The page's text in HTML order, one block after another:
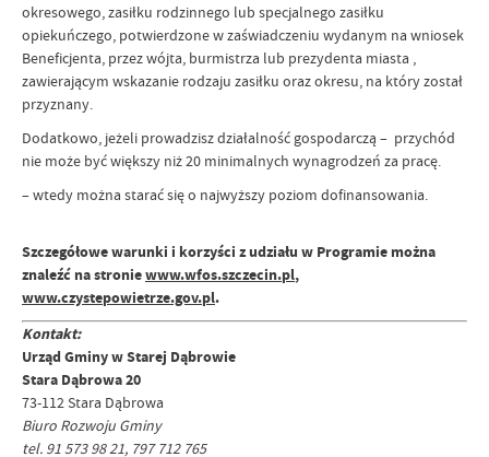
okresowego, zasiłku rodzinnego lub specjalnego zasiłku
opiekuńczego, potwierdzone w zaświadczeniu wydanym na wniosek
Beneficjenta, przez wójta, burmistrza lub prezydenta miasta ,
zawierającym wskazanie rodzaju zasiłku oraz okresu, na który został
przyznany.
Dodatkowo, jeżeli prowadzisz działalność gospodarczą – przychód
nie może być większy niż 20 minimalnych wynagrodzeń za pracę.
– wtedy można starać się o najwyższy poziom dofinansowania.
Szczegółowe warunki i korzyści z udziału w Programie można
znaleźć na stroniewww.wfos.szczecin.pl,
www.czystepowietrze.gov.pl.
Kontakt:
Urząd Gminy w Starej Dąbrowie
Stara Dąbrowa 20
73-112 Stara Dąbrowa
Biuro Rozwoju Gminy
tel. 91 573 98 21, 797 712 765